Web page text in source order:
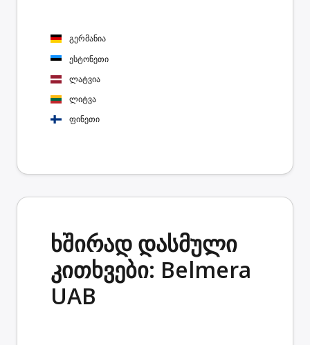
გერმანია
ესტონეთი
ლატვია
ლიტვა
ფინეთი
ხშირად დასმული
კითხვები: Belmera
UAB